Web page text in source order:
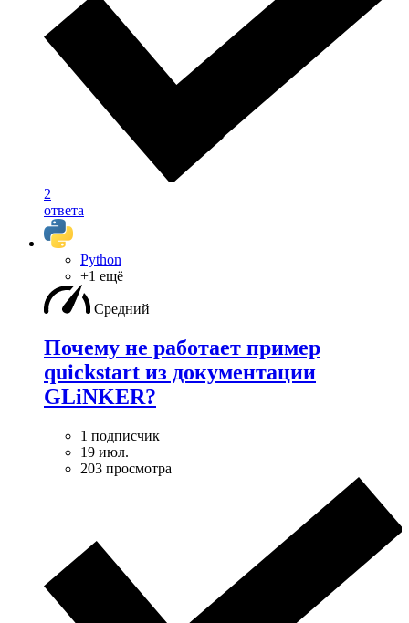
2
ответа
Python
+1 ещё
Средний
Почему не работает пример
quickstart из документации
GLiNKER?
1 подписчик
19 июл.
203 просмотра